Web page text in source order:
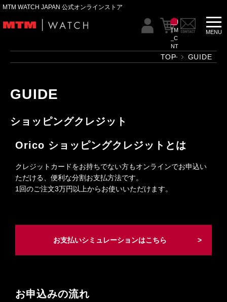
MTM WATCH JAPAN 公式オンラインストア
__I
TM
_C
NT
__
TOP GUIDE
GUIDE
ショッピングクレジット
Orico ショッピングクレジットとは
クレジットカードをお持ちでない方もオンラインでお申込い
ただける、便利な分割お支払方法です。
1回のご注文3万円以上からお使いいただけます。
お支払いシミュレーションはこちら
お申込みの流れ